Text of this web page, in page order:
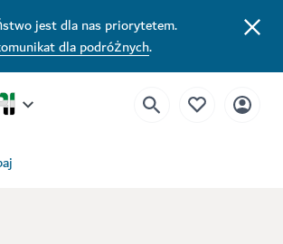
jest dla nas priorytetem.
dla podróżnych.